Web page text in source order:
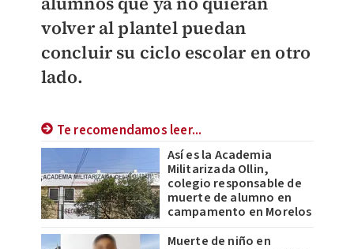
volver al plantel puedan
concluir su ciclo escolar en otro
lado.
Te recomendamos leer...
Así es la Academia
Militarizada Ollin,
colegio responsable de
muerte de alumno en
campamento en Morelos
Muerte de niño en